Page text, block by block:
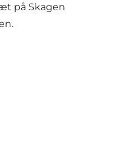
på Skagen